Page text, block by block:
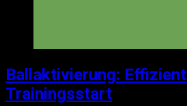
Ballaktivierung:
Trainingsstart